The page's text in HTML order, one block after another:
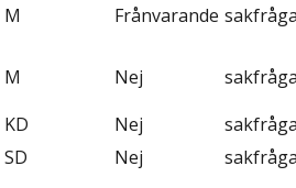
M Frånvarande
M Nej
KD Nej
SD Nej